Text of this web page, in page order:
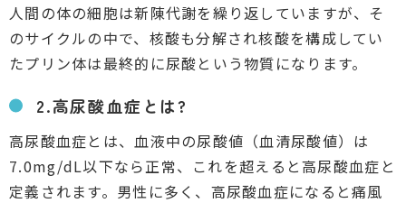
人間の体の細胞は新陳代謝を繰り返していますが、そ
のサイクルの中で、核酸も分解され核酸を構成してい
たプリン体は最終的に尿酸という物質になります。
2.高尿酸血症とは?
高尿酸血症とは、血液中の尿酸値（血清尿酸値）は
7.0mg/dL以下なら正常、これを超えると高尿酸血症と
定義されます。男性に多く、高尿酸血症になると痛風